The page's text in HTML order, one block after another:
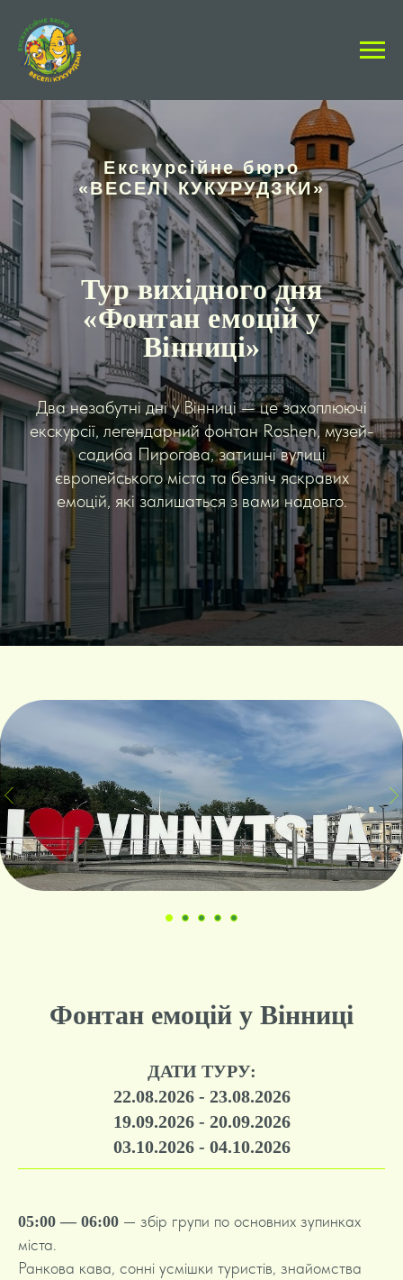
Екскурсійне бюро
«ВЕСЕЛІ КУКУРУДЗКИ»
Тур вихідного дня
«Фонтан емоцій у
Вінниці»
Два незабутні дні у Вінниці — це захоплюючі
екскурсії, легендарний фонтан Roshen, музей-
садиба Пирогова, затишні вулиці
європейського міста та безліч яскравих
емоцій, які залишаться з вами надовго.
Фонтан емоцій у Вінниці
ДАТИ ТУРУ:
22.08.2026 - 23.08.2026
19.09.2026 - 20.09.2026
03.10.2026 - 04.10.2026
05:00 — 06:00 — збір групи по основних зупинках
міста.
Ранкова кава, сонні усмішки туристів, знайомства